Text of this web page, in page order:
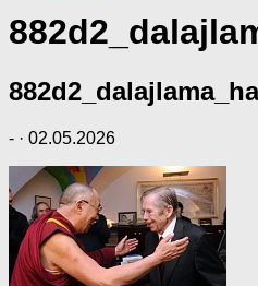
- · 02.05.2026